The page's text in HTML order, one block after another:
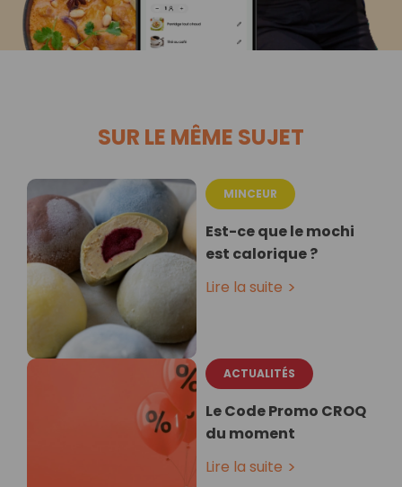
SUR LE MÊME SUJET
MINCEUR
Est-ce que le mochi
est calorique ?
Lire la suite
ACTUALITÉS
Le Code Promo CROQ
du moment
Lire la suite